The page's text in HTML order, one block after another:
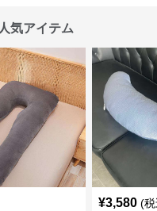
気アイテム
¥3,580 (